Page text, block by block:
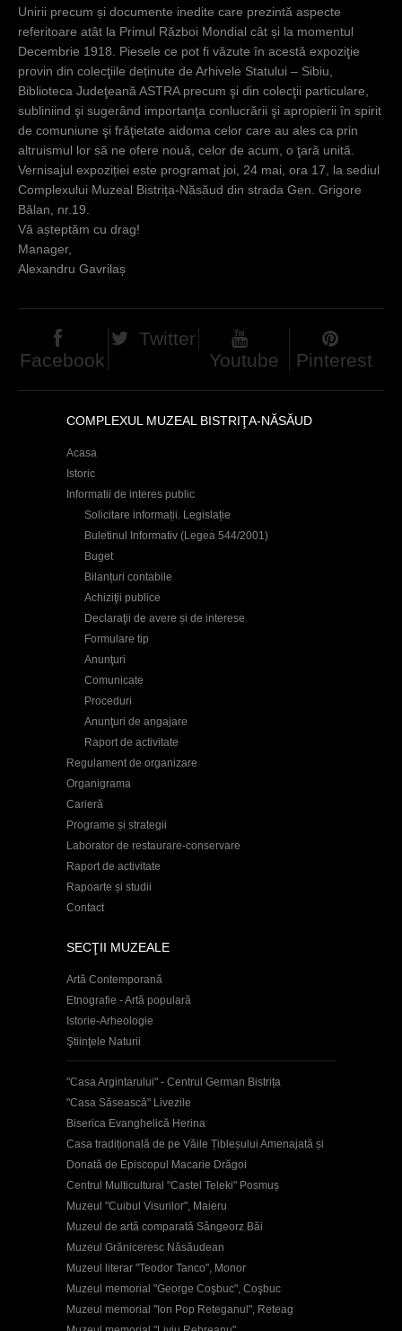
Unirii precum și documente inedite care prezintă aspecte
referitoare atât la Primul Război Mondial cât și la momentul
Decembrie 1918. Piesele ce pot fi văzute în acestă expoziţie
provin din colecţiile deținute de Arhivele Statului – Sibiu,
Biblioteca Judeţeană ASTRA precum şi din colecţii particulare,
subliniind şi sugerând importanţa conlucrării şi apropierii în spirit
de comuniune şi frăţietate aidoma celor care au ales ca prin
altruismul lor să ne ofere nouă, celor de acum, o ţară unită.
Vernisajul expoziției este programat joi, 24 mai, ora 17, la sediul
Complexului Muzeal Bistrița-Năsăud din strada Gen. Grigore
Bălan, nr.19.
Vă așteptăm cu drag!
Manager,
Alexandru Gavrilaș
Facebook
Twitter
Youtube
Pinterest
COMPLEXUL MUZEAL BISTRIŢA-NĂSĂUD
Acasa
Istoric
Informatii de interes public
Solicitare informații. Legislație
Buletinul Informativ (Legea 544/2001)
Buget
Bilanțuri contabile
Achiziţii publice
Declaraţii de avere și de interese
Formulare tip
Anunţuri
Comunicate
Proceduri
Anunţuri de angajare
Raport de activitate
Regulament de organizare
Organigrama
Carieră
Programe și strategii
Laborator de restaurare-conservare
Raport de activitate
Rapoarte și studii
Contact
SECŢII MUZEALE
Artă Contemporană
Etnografie - Artă populară
Istorie-Arheologie
Ştiinţele Naturii
"Casa Argintarului" - Centrul German Bistrița
"Casa Săsească" Livezile
Biserica Evanghelică Herina
Casa tradițională de pe Văile Țibleșului Amenajată și
Donată de Episcopul Macarie Drăgoi
Centrul Multicultural "Castel Teleki" Posmuș
Muzeul "Cuibul Visurilor", Maieru
Muzeul de artă comparată Sângeorz Băi
Muzeul Grăniceresc Năsăudean
Muzeul literar "Teodor Tanco", Monor
Muzeul memorial "George Coşbuc", Coşbuc
Muzeul memorial "Ion Pop Reteganul", Reteag